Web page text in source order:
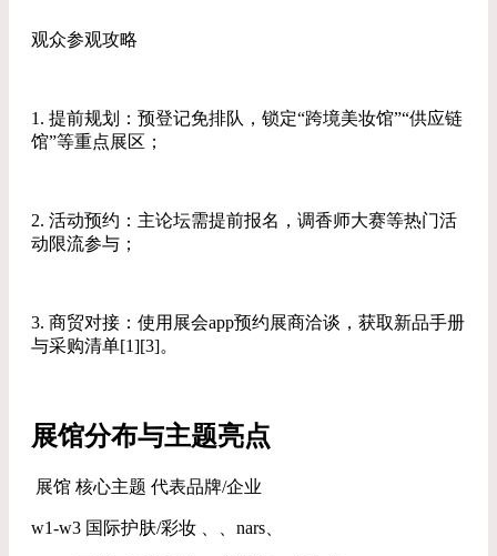
观众参观攻略
1. 提前规划：预登记免排队，锁定“跨境美妆馆”“供应链
馆”等重点展区；
2. 活动预约：主论坛需提前报名，调香师大赛等热门活
动限流参与；
3. 商贸对接：使用展会app预约展商洽谈，获取新品手册
与采购清单[1][3]。
展馆分布与主题亮点
展馆 核心主题 代表品牌/企业
w1-w3 国际护肤/彩妆 、、nars、